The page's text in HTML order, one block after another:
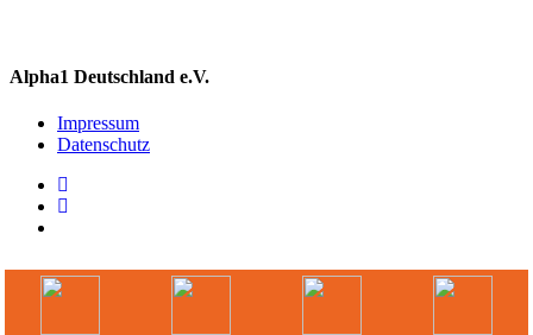
Alpha1 Deutschland e.V.
Impressum
Datenschutz
linkedin
instagram
© 2026 Ihr Online Portal für Mitglieder und Interessierte.
German